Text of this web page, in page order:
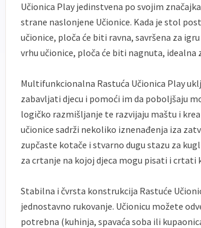
Učionica Play jedinstvena po svojim
strane naslonjene Učionice. Kada je stol
učionice, ploča će biti ravna, savršena za
vrhu učionice, ploča će biti nagnuta, idealna
Multifunkcionalna Rastuća Učionica Play
zabavljati djecu i pomoći im da poboljšaju
logičko razmišljanje te razvijaju maštu i
učionice sadrži nekoliko iznenađenja iza
zupčaste kotače i stvarno dugu stazu za
za crtanje na kojoj djeca mogu pisati i crtati
Stabilna i čvrsta konstrukcija Rastuće
jednostavno rukovanje. Učionicu možete
potrebna (kuhinja, spavaća soba ili